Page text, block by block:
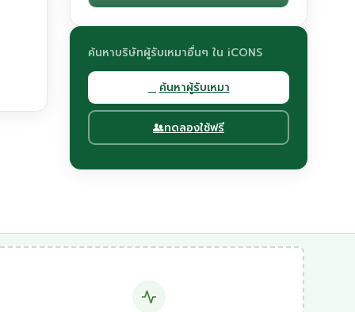
ค้นหาบริษัทผู้รับเหมาอื่นๆ ใน iCONS
ค้นหาผู้รับเหมา
ทดลองใช้ฟรี